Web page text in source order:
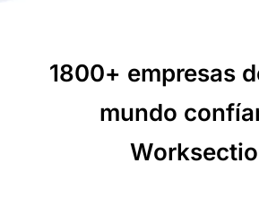
1800+ empresas
mundo